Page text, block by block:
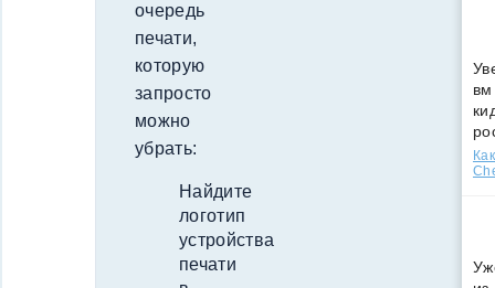
очередь
печати,
которую
запросто
можно
убрать:
Найдите
логотип
устройства
печати
вм